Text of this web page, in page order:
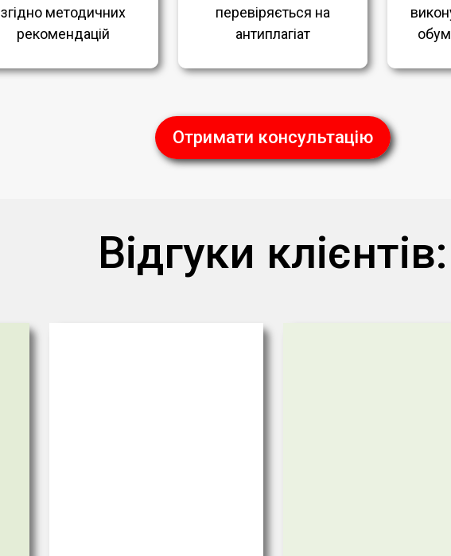
згідно методичних
рекомендацій
перевіряється на
антиплагіат
Отримати консультацію
Відгуки клієнтів: